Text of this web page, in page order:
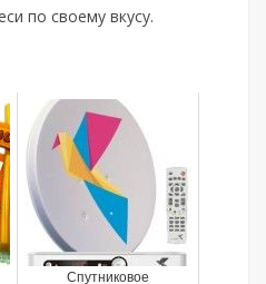
по своему вкусу.
Спутниковое